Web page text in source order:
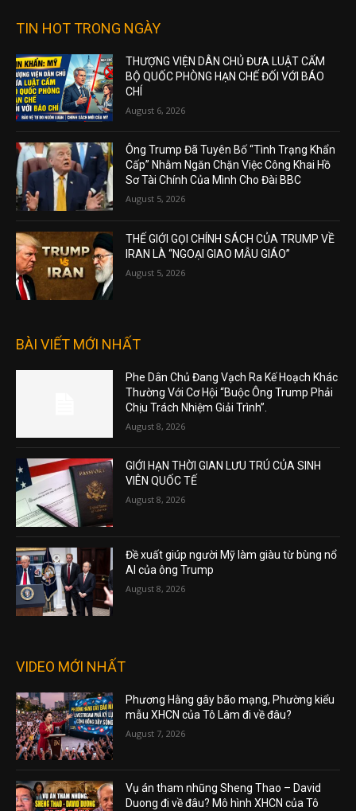
TIN HOT TRONG NGÀY
THƯỢNG VIỆN DÂN CHỦ ĐƯA LUẬT CẤM
BỘ QUỐC PHÒNG HẠN CHẾ ĐỐI VỚI BÁO
CHÍ
August 6, 2026
Ông Trump Đã Tuyên Bố “Tình Trạng Khẩn
Cấp” Nhằm Ngăn Chặn Việc Công Khai Hồ
Sơ Tài Chính Của Mình Cho Đài BBC
August 5, 2026
THẾ GIỚI GỌI CHÍNH SÁCH CỦA TRUMP VỀ
IRAN LÀ “NGOẠI GIAO MẪU GIÁO”
August 5, 2026
BÀI VIẾT MỚI NHẤT
Phe Dân Chủ Đang Vạch Ra Kế Hoạch Khác
Thường Với Cơ Hội “Buộc Ông Trump Phải
Chịu Trách Nhiệm Giải Trình”.
August 8, 2026
GIỚI HẠN THỜI GIAN LƯU TRÚ CỦA SINH
VIÊN QUỐC TẾ
August 8, 2026
Đề xuất giúp người Mỹ làm giàu từ bùng nổ
AI của ông Trump
August 8, 2026
VIDEO MỚI NHẤT
Phương Hằng gây bão mạng, Phường kiểu
mẫu XHCN của Tô Lâm đi về đâu?
August 7, 2026
Vụ án tham nhũng Sheng Thao – David
Duong đi về đâu? Mô hình XHCN của Tô